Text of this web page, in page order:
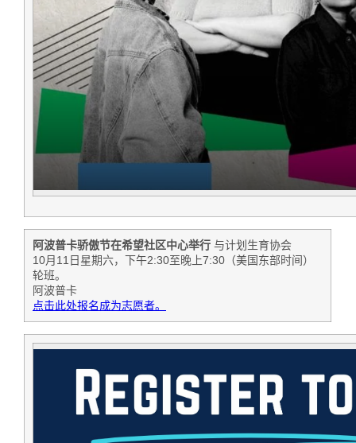
阿波普卡骄傲节在希望社区中心举行 与计划生育协会
10月11日星期六，下午2:30至晚上7:30（美国东部时间）
轮班。
阿波普卡
点击此处报名成为志愿者。